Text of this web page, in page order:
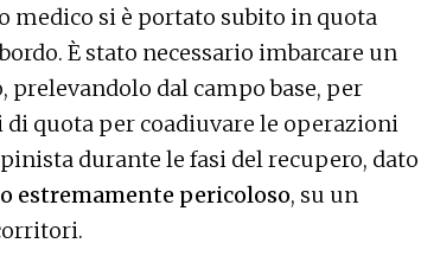
medico si è portato subito in quota
È stato necessario imbarcare un
prelevandolo dal campo base, per
quota per coadiuvare le operazioni
durante le fasi del recupero, dato
estremamente pericoloso, su un